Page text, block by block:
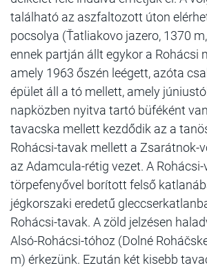
található az aszfaltozott úton
pocsolya (Ťatliakovo jazero, 1370
ennek partján állt egykor a Rohácsi
amely 1963 őszén leégett, azóta
épület áll a tó mellett, amely
napközben nyitva tartó büféként
tavacska mellett kezdődik az a
Rohácsi-tavak mellett a Zsarátnok-
az Adamcula-rétig vezet. A
törpefenyővel borított felső
jégkorszaki eredetű
Rohácsi-tavak. A zöld jelzésen
Alsó-Rohácsi-tóhoz (Dolné
m) érkezünk. Ezután két kisebb